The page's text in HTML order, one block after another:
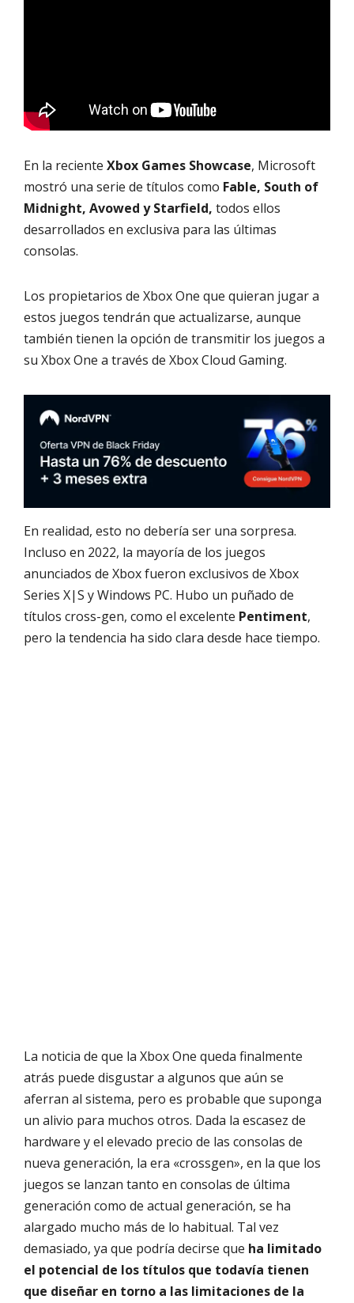
En la reciente Xbox Games Showcase, Microsoft
mostró una serie de títulos como Fable, South of
Midnight, Avowed y Starfield, todos ellos
desarrollados en exclusiva para las últimas
consolas.
Los propietarios de Xbox One que quieran jugar a
estos juegos tendrán que actualizarse, aunque
también tienen la opción de transmitir los juegos a
su Xbox One a través de Xbox Cloud Gaming.
En realidad, esto no debería ser una sorpresa.
Incluso en 2022, la mayoría de los juegos
anunciados de Xbox fueron exclusivos de Xbox
Series X|S y Windows PC. Hubo un puñado de
títulos cross-gen, como el excelente Pentiment,
pero la tendencia ha sido clara desde hace tiempo.
La noticia de que la Xbox One queda finalmente
atrás puede disgustar a algunos que aún se
aferran al sistema, pero es probable que suponga
un alivio para muchos otros. Dada la escasez de
hardware y el elevado precio de las consolas de
nueva generación, la era «crossgen», en la que los
juegos se lanzan tanto en consolas de última
generación como de actual generación, se ha
alargado mucho más de lo habitual. Tal vez
demasiado, ya que podría decirse que ha limitado
el potencial de los títulos que todavía tienen
que diseñar en torno a las limitaciones de la